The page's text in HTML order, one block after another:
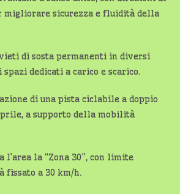
migliorare sicurezza e fluidità della
di sosta permanenti in diversi
dedicati a carico e scarico.
di una pista ciclabile a doppio
a supporto della mobilità
l’area la “Zona 30”, con limite
fissato a 30 km/h.